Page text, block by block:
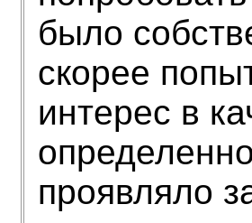
было
скорее
интерес в
проявляло